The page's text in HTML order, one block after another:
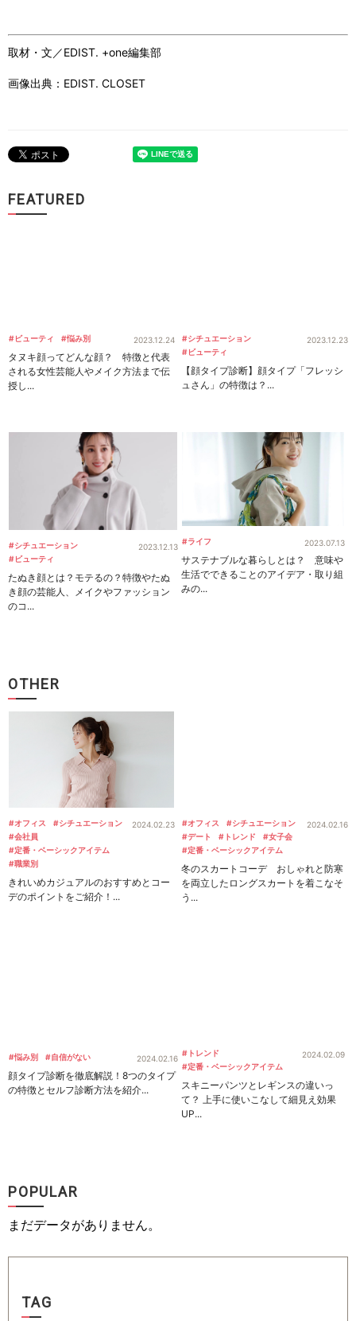
取材・文／EDIST. +one編集部
画像出典：EDIST. CLOSET
FEATURED
#ビューティ #悩み別 2023.12.24
タヌキ顔ってどんな顔？ 特徴と代表
される女性芸能人やメイク方法まで伝
授し...
#シチュエーション
#ビューティ
2023.12.23
【顔タイプ診断】顔タイプ「フレッシ
ュさん」の特徴は？...
#シチュエーション
#ビューティ
2023.12.13
たぬき顔とは？モテるの？特徴やたぬ
き顔の芸能人、メイクやファッション
のコ...
#ライフ 2023.07.13
サステナブルな暮らしとは？ 意味や
生活でできることのアイデア・取り組
みの...
OTHER
#オフィス
#シチュエーション
#会社員
#定番・ベーシックアイテム
#職業別
2024.02.23
きれいめカジュアルのおすすめとコー
デのポイントをご紹介！...
#オフィス
#シチュエーション
#デート
#トレンド
#女子会
#定番・ベーシックアイテム
2024.02.16
冬のスカートコーデ おしゃれと防寒
を両立したロングスカートを着こなそ
う...
#悩み別 #自信がない 2024.02.16
顔タイプ診断を徹底解説！8つのタイプ
の特徴とセルフ診断方法を紹介...
#トレンド
#定番・ベーシックアイテム
2024.02.09
スキニーパンツとレギンスの違いっ
て？ 上手に使いこなして細見え効果
UP...
POPULAR
まだデータがありません。
TAG